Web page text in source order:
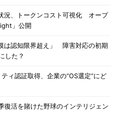
況、トークンコスト可視化 オープ
」公開
は認知限界超え」 障害対応の初期
した？
ィ認証取得、企業の“OS選定”にど
復活を賭けた野球のインテリジェン